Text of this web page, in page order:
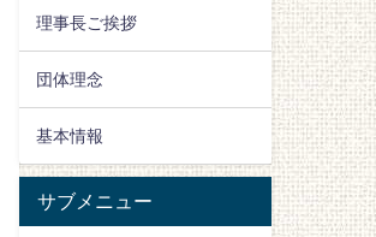
理事長ご挨拶
団体理念
基本情報
サブメニュー